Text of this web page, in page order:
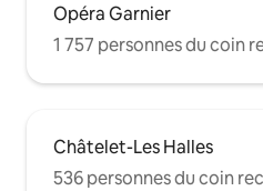
Opéra Garnier
1 757 personnes du coin
Châtelet-Les Halles
536 personnes du coin